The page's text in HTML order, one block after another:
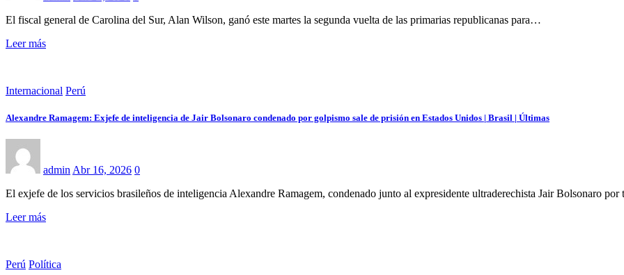
El fiscal general de Carolina del Sur, Alan Wilson, ganó este martes la segunda vuelta de las primarias republicanas para…
Leer más
Internacional Perú
Alexandre Ramagem: Exjefe de inteligencia de Jair Bolsonaro condenado por golpismo sale de prisión en Estados Unidos | Brasil | Últimas
admin Abr 16, 2026 0
El exjefe de los servicios brasileños de inteligencia Alexandre Ramagem, condenado junto al expresidente ultraderechista Jair Bolsonaro
Leer más
Perú Política